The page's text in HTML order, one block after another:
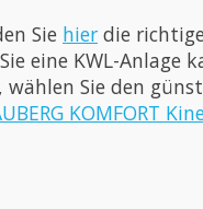
Sie hier die
eine KWL-
wählen Sie den
KOMFORT